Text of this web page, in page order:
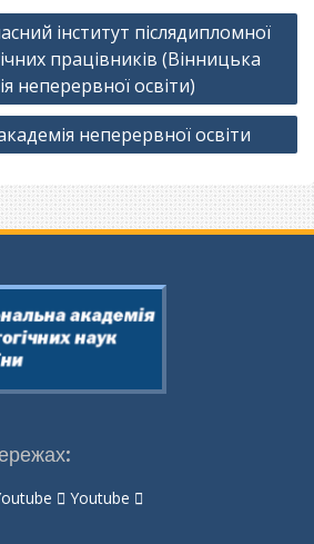
інститут післядипломної
працівників (Вінницька
неперервної освіти)
неперервної освіти
Youtube